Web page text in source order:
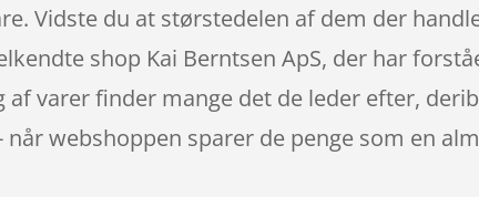
Vidste du at størstedelen af dem der
shop Kai Berntsen ApS, der har
varer finder mange det de leder efter,
webshoppen sparer de penge som en